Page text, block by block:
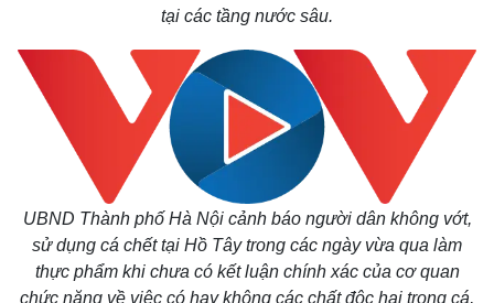
tại các tầng nước sâu.
UBND Thành phố Hà Nội cảnh báo người dân không vớt,
sử dụng cá chết tại Hồ Tây trong các ngày vừa qua làm
thực phẩm khi chưa có kết luận chính xác của cơ quan
chức năng về việc có hay không các chất độc hại trong cá,